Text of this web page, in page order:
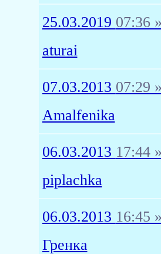
25.03.2019 07:36 »
aturai
07.03.2013 07:29 »
Amalfenika
06.03.2013 17:44 »
piplachka
06.03.2013 16:45 »
Гренка